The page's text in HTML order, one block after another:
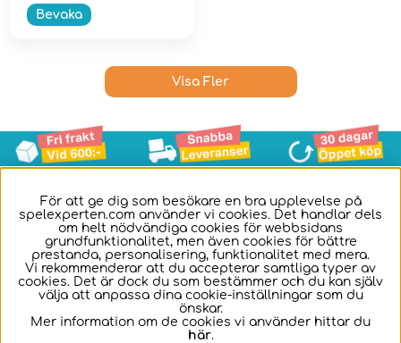
Bevaka
Visa Fler
- Köpvillkor
- Cookies
- Frågor & Svar
- Kontakta Oss
För att ge dig som besökare en bra upplevelse på
spelexperten.com använder vi cookies. Det handlar dels
om helt nödvändiga cookies för webbsidans
grundfunktionalitet, men även cookies för bättre
prestanda, personalisering, funktionalitet med mera.
Vi rekommenderar att du accepterar samtliga typer av
cookies. Det är dock du som bestämmer och du kan själv
välja att anpassa dina cookie-inställningar som du
önskar.
Mer information om de cookies vi använder hittar du
här.